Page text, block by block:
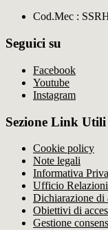
Cod.Mec :
Seguici su
Facebook
Youtube
Instagram
Sezione Link Utili
Cookie policy
Note legali
Informativa
Ufficio
Dichiarazione di
Obiettivi di
Gestione